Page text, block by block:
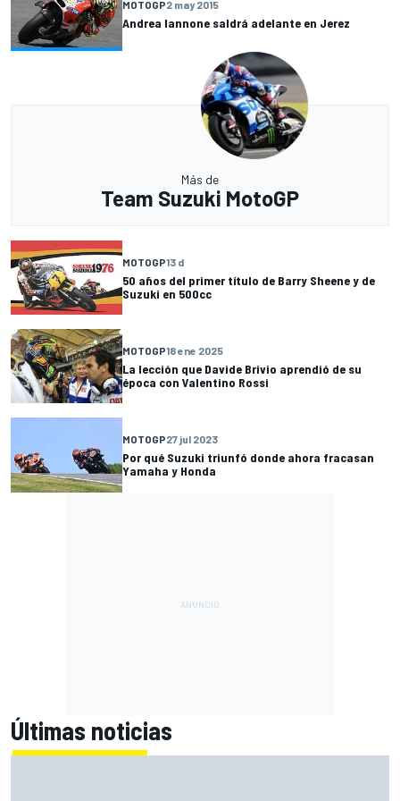
MOTOGP2 may 2015
Andrea Iannone saldrá adelante en Jerez
Más de
Team Suzuki MotoGP
MOTOGP13 d
50 años del primer título de Barry Sheene y de
Suzuki en 500cc
MOTOGP18 ene 2025
La lección que Davide Brivio aprendió de su
época con Valentino Rossi
MOTOGP27 jul 2023
Por qué Suzuki triunfó donde ahora fracasan
Yamaha y Honda
Últimas noticias